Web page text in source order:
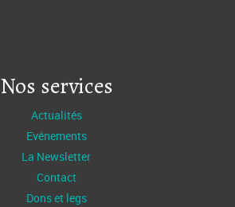
Nos services
Actualités
Evénements
La Newsletter
Contact
Dons et legs